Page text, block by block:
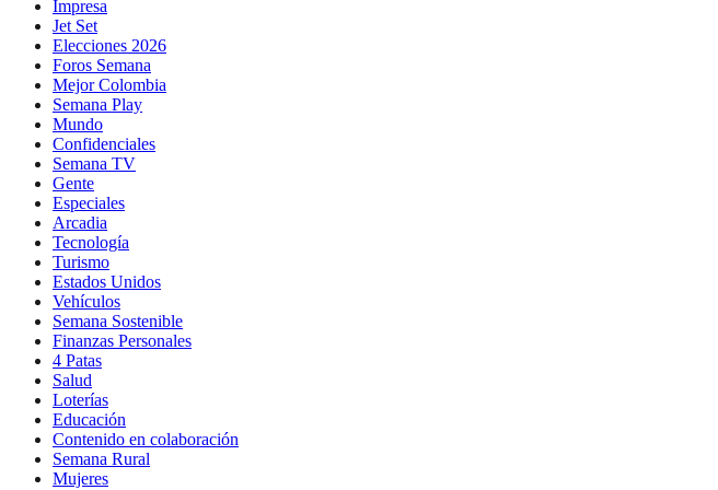
Impresa
Jet Set
Elecciones 2026
Foros Semana
Mejor Colombia
Semana Play
Mundo
Confidenciales
Semana TV
Gente
Especiales
Arcadia
Tecnología
Turismo
Estados Unidos
Vehículos
Semana Sostenible
Finanzas Personales
4 Patas
Salud
Loterías
Educación
Contenido en colaboración
Semana Rural
Mujeres